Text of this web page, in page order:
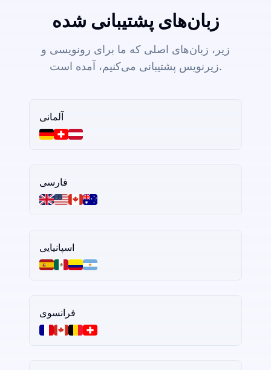
زبان‌های پشتیبانی شده
زیر، زبان‌های اصلی که ما برای رونویسی و
زیرنویس پشتیبانی می‌کنیم، آمده است.
آلمانی
فارسی
اسپانیایی
فرانسوی